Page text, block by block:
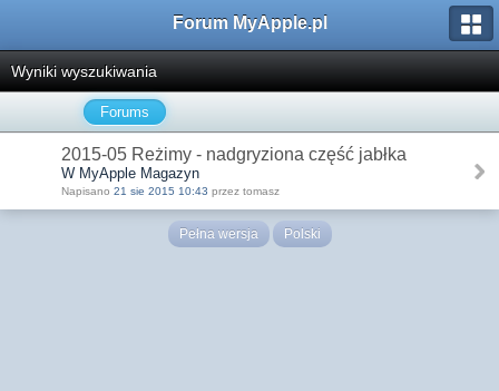
Forum MyApple.pl
Wyniki wyszukiwania
Forums
2015-05 Reżimy - nadgryziona część jabłka
W MyApple Magazyn
Napisano 21 sie 2015 10:43 przez tomasz
Pełna wersja Polski